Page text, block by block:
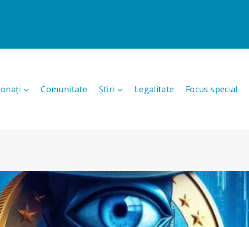
Comunitate Știri Legalitate Focus special